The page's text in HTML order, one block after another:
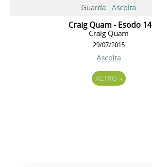
Guarda Ascolta
Craig Quam - Esodo 14
Craig Quam
29/07/2015
Ascolta
ALTRO »